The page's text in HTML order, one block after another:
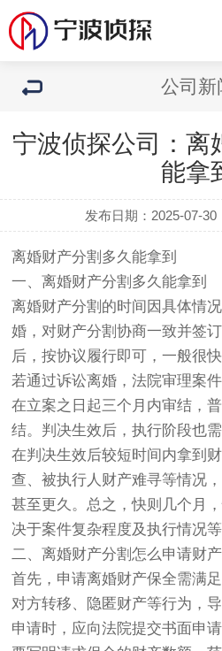
公司新
宁波侦探公司：离
能拿
发布日期：2025-07-30
离婚财产分割多久能拿到
一、离婚财产分割多久能拿到
离婚财产分割的时间因具体情
婚，对财产分割协商一致并签
后，按协议履行即可，一般很
若通过诉讼离婚，法院审理案
在立案之日起三个月内审结，
结。判决生效后，执行阶段也
在判决生效后较短时间内拿到
查、被执行人财产难寻等情况
甚至更久。总之，快则几个月
决于案件复杂程度及执行情况等
二、离婚财产分割怎么申请财
首先，申请离婚财产保全需满
对方转移、隐匿财产等行为，
申请时，应向法院提交书面申